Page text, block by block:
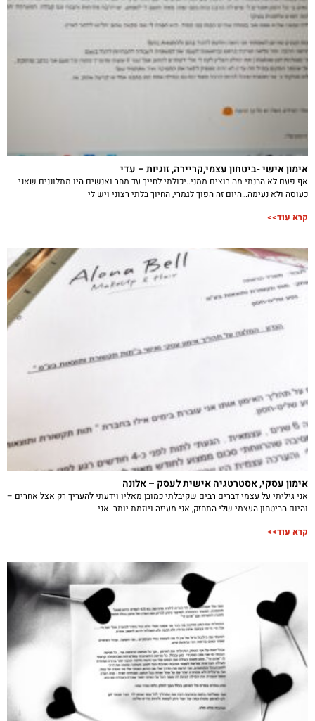
אימון אישי -ביטחון עצמי,קריירה, זוגיות – עדי
אף פעם לא הבנתי מה רוצים ממני..יכולתי לחייך עד מחר ואנשים היו מתלוננים שאני
כעוסה ולא נעימה…היום זה הפוך לגמרי, החיוך בלתי רצוני ויש לי
קרא עוד>>
אימון עסקי, אסטרטגיה אישית לעסק – אלונה
אני גיליתי על עצמי דברים רבים שקיבלתי כמובן מאליו וידעתי להעריך רק אצל אחרים –
והיום הביטחון העצמי שלי התחזק, אני מעיזה ויוזמת יותר. אני
קרא עוד>>